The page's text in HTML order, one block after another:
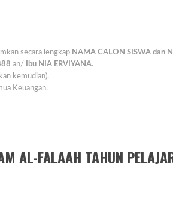
secara lengkap NAMA CALON SISWA dan
an/ Ibu NIA ERVIYANA.
kemudian).
Keuangan.
AL-FALAAH TAHUN